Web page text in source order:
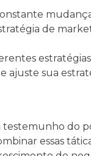
de
ajuste sua
do
essas